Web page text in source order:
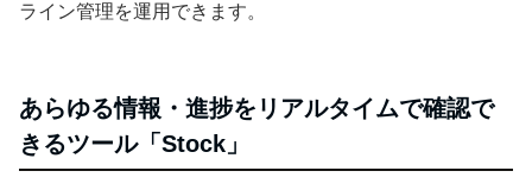
ライン管理を運用できます。
あらゆる情報・進捗をリアルタイムで確認で
きるツール「Stock」